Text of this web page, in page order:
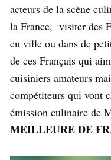
acteurs de la scène
la France, visiter des
en ville ou dans de
de ces Français qui
cuisiniers amateurs
compétiteurs qui vont
émission culinaire de
MEILLEURE DE